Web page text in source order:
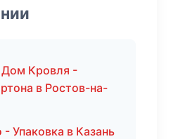
Кровля -
в Ростов-на-
Упаковка в Казань